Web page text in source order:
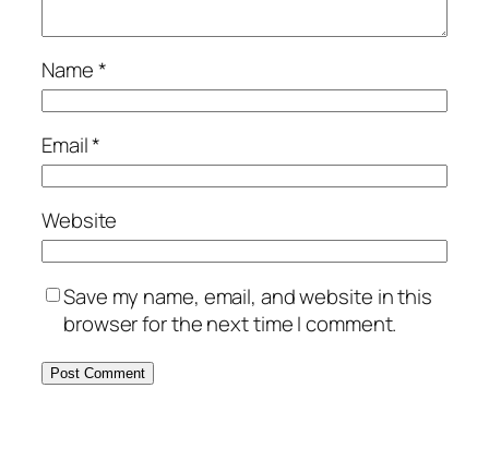
Name*
Email*
Website
Save my name, email, and website in this
browser for the next time I comment.